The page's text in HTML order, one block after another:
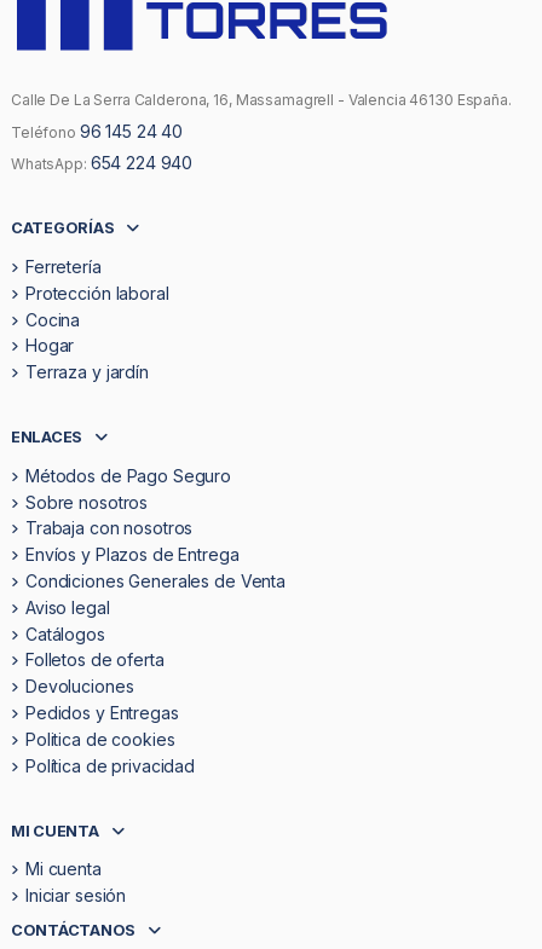
Calle De La Serra Calderona, 16, Massamagrell - Valencia 46130 España.
Teléfono 96 145 24 40
WhatsApp: 654 224 940
CATEGORÍAS
Ferretería
Protección laboral
Cocina
Hogar
Terraza y jardín
ENLACES
Métodos de Pago Seguro
Sobre nosotros
Trabaja con nosotros
Envíos y Plazos de Entrega
Condiciones Generales de Venta
Aviso legal
Catálogos
Folletos de oferta
Devoluciones
Pedidos y Entregas
Politica de cookies
Política de privacidad
MI CUENTA
Mi cuenta
Iniciar sesión
CONTÁCTANOS